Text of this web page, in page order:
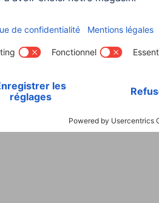
Choisissez
et Securité Conditions